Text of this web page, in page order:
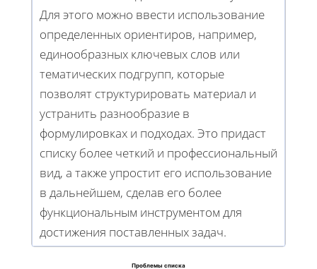
Для этого можно ввести использование
определенных ориентиров, например,
единообразных ключевых слов или
тематических подгрупп, которые
позволят структурировать материал и
устранить разнообразие в
формулировках и подходах. Это придаст
списку более четкий и профессиональный
вид, а также упростит его использование
в дальнейшем, сделав его более
функциональным инструментом для
достижения поставленных задач.
Проблемы списка